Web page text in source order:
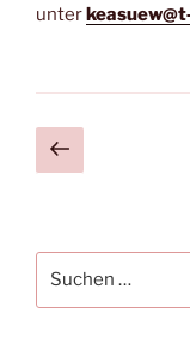
unter
der
Vorherige
Seite
nach: